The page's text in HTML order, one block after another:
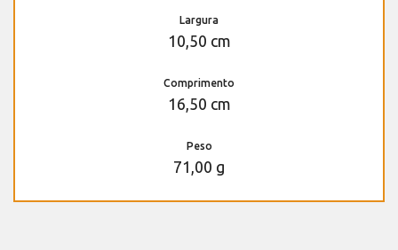
Largura
10,50 cm
Comprimento
16,50 cm
Peso
71,00 g